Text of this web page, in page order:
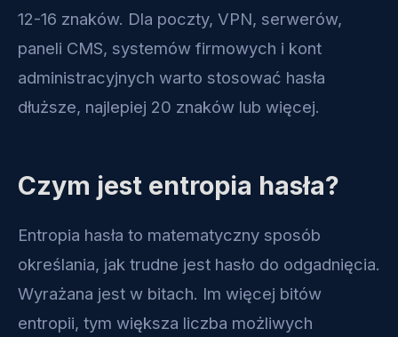
12-16 znaków. Dla poczty, VPN, serwerów,
paneli CMS, systemów firmowych i kont
administracyjnych warto stosować hasła
dłuższe, najlepiej 20 znaków lub więcej.
Czym jest entropia hasła?
Entropia hasła to matematyczny sposób
określania, jak trudne jest hasło do odgadnięcia.
Wyrażana jest w bitach. Im więcej bitów
entropii, tym większa liczba możliwych